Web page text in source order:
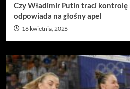
Czy Władimir Putin traci kontrolę
odpowiada na głośny apel
16 kwietnia, 2026